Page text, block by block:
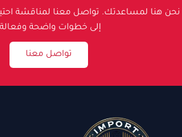
نحن هنا لمساعدتك. تواصل معنا لمناقشة
إلى خطوات واضحة
تواصل معنا